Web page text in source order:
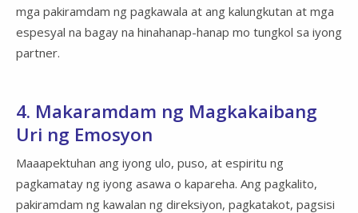
mga pakiramdam ng pagkawala at ang kalungkutan at mga
espesyal na bagay na hinahanap-hanap mo tungkol sa iyong
partner.
4. Makaramdam ng Magkakaibang
Uri ng Emosyon
Maaapektuhan ang iyong ulo, puso, at espiritu ng
pagkamatay ng iyong asawa o kapareha. Ang pagkalito,
pakiramdam ng kawalan ng direksiyon, pagkatakot, pagsisi